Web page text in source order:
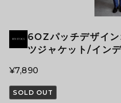
6OZパッチデザイ
ツジャケット/イン
¥7,890
SOLD OUT